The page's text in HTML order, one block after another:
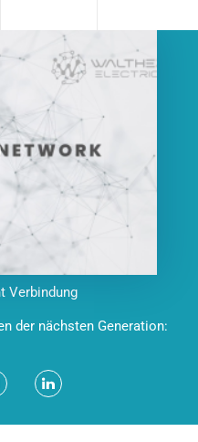
Verbindung
der nächsten Generation: